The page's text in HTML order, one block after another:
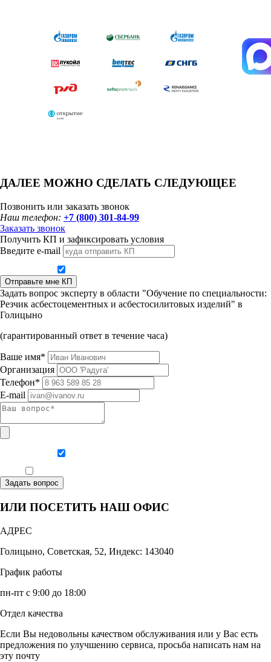
ДАЛЕЕ МОЖНО СДЕЛАТЬ СЛЕДУЮЩЕЕ
Позвонить или заказать звонок
Наш телефон: +7 (800) 301-84-99
Заказать звонок
Получить КП и зафиксировать условия
Введите e-mail
Отправьте мне КП
Задать вопрос эксперту в области "Обучение по специальности:
Резчик асбестоцементных и асбестосилитовых изделий" в
Голицыно
(гарантированный ответ в течение часа)
Ваше имя*
Организация
Телефон*
E-mail
Задать вопрос
ИЛИ ПОСЕТИТЬ НАШ ОФИС
АДРЕС
Голицыно, Советская, 52, Индекс: 143040
График работы
пн-пт с 9:00 до 18:00
Отдел качества
Если Вы недовольны качеством обслуживания или у Вас есть
предложения по улучшению сервиса, просьба написать нам на
эту почту